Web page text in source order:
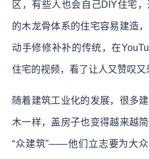
区，有些人也会自己DIY住宅
的木龙骨体系的住宅容易建造
动手修修补补的传统，在
住宅的视频，看了让人又赞叹又
随着建筑工业化的发展，很多
木一样，盖房子也变得越来越
“众建筑”——他们立志要为大众